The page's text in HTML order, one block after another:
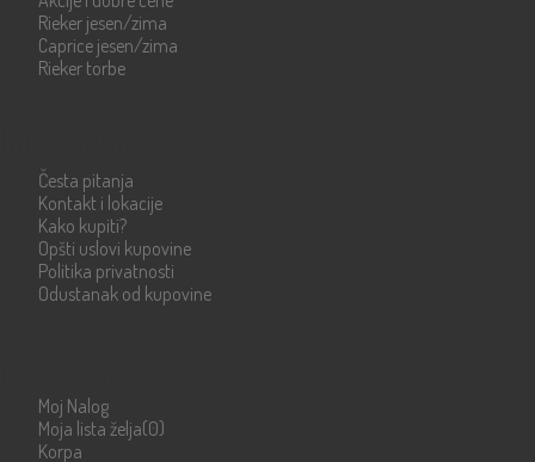
Rieker jesen/zima
Caprice jesen/zima
Rieker torbe
Česta pitanja
Kontakt i lokacije
Kako kupiti?
Opšti uslovi kupovine
Politika privatnosti
Odustanak od kupovine
Moj Nalog
Moja lista želja(0)
Korpa